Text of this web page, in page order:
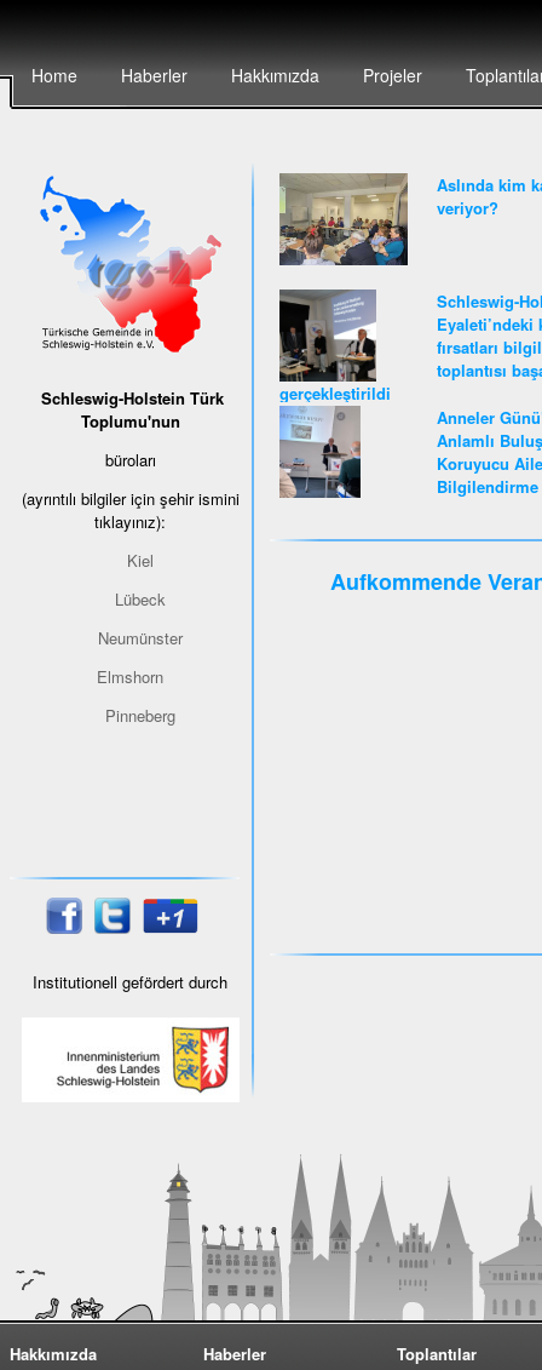
Home Haberler Hakkımızda Projeler
Schleswig-Holstein Türk
Toplumu'nun
büroları
(ayrıntılı bilgiler için şehir ismini
tıklayınız):
Kiel
Lübeck
Neumünster
Elmshorn
Pinneberg
Institutionell gefördert durch
Aslında kim
veriyor?
Schleswig-
Eyaleti’ndeki
fırsatları
toplantısı
gerçekleştirildi
Anneler
Anlamlı
Koruyucu Aile
Bilgilendirme
Aufkommende
Hakkımızda
Haberler
Toplantılar